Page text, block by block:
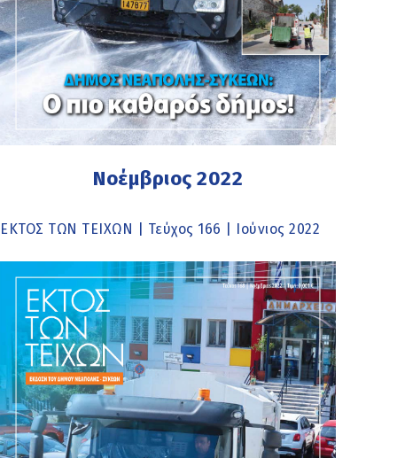
Νοέμβριος 2022
ΕΚΤΟΣ ΤΩΝ ΤΕΙΧΩΝ | Τεύχος 166 | Ιούνιος 2022